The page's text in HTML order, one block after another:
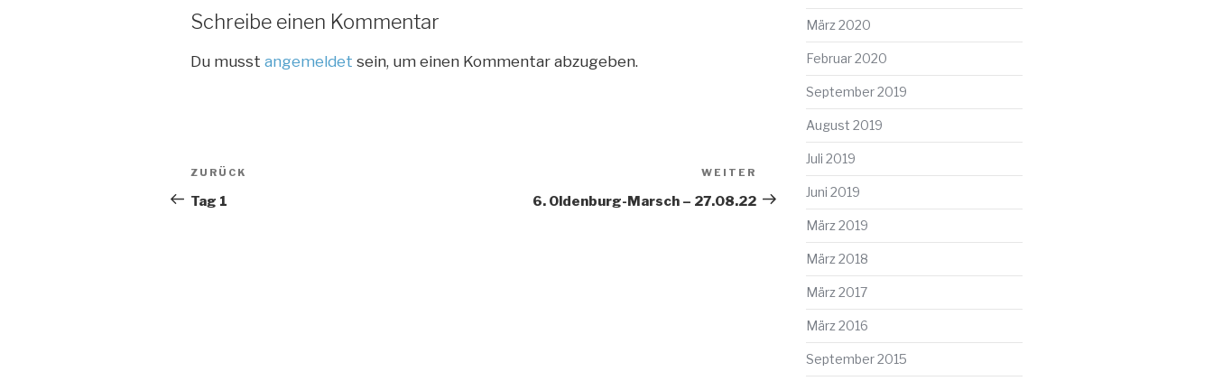
Schreibe einen Kommentar
Du musstangemeldet sein, um einen Kommentar abzugeben.
Beitragsnavigation
Vorheriger
Beitrag
ZURÜCK
Tag 1
Nächster
Beitrag
WEITER
6. Oldenburg-Marsch – 27.08.22
März 2020
Februar 2020
September 2019
August 2019
Juli 2019
Juni 2019
März 2019
März 2018
März 2017
März 2016
September 2015